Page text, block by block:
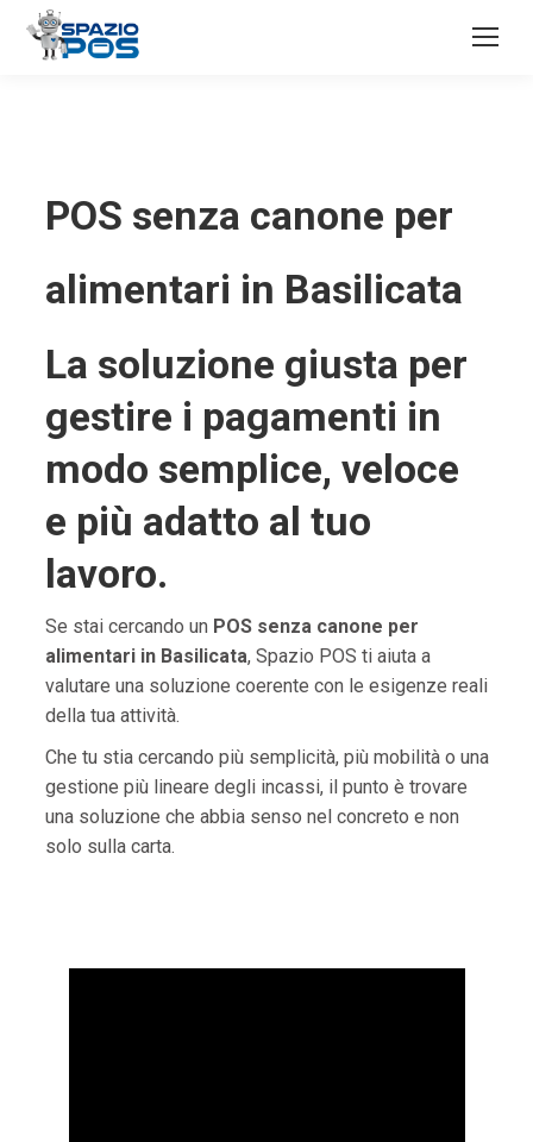
POS senza canone per
alimentari in Basilicata
La soluzione giusta per
gestire i pagamenti in
modo semplice, veloce
e più adatto al tuo
lavoro.
Se stai cercando un POS senza canone per
alimentari in Basilicata, Spazio POS ti aiuta a
valutare una soluzione coerente con le esigenze reali
della tua attività.
Che tu stia cercando più semplicità, più mobilità o una
gestione più lineare degli incassi, il punto è trovare
una soluzione che abbia senso nel concreto e non
solo sulla carta.